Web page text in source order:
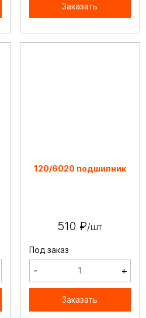
Заказать
120/6020 подшипник
510 ₽/шт
Под заказ
- +
Заказать